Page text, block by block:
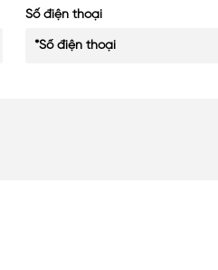
Số điện thoại